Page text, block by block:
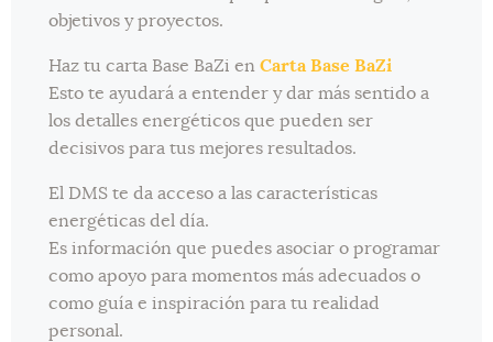
objetivos y proyectos.
Haz tu carta Base BaZi enCarta Base BaZi
Esto te ayudará a entender y dar más sentido a
los detalles energéticos que pueden ser
decisivos para tus mejores resultados.
El DMS te da acceso a las características
energéticas del día.
Es información que puedes asociar o programar
como apoyo para momentos más adecuados o
como guía e inspiración para tu realidad
personal.